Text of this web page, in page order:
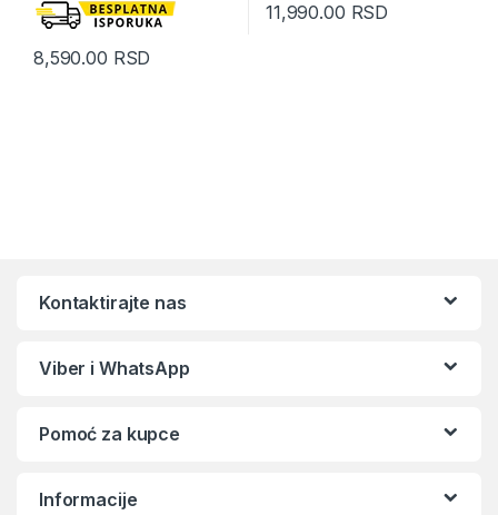
8,590.00 RSD
11,990.00 RSD
Kontaktirajte nas
Viber i WhatsApp
Pomoć za kupce
Informacije